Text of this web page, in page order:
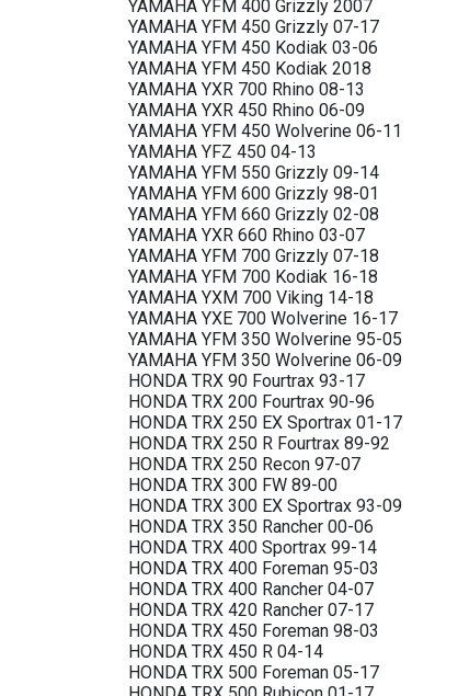
YAMAHA YFM 400 Grizzly 2007
YAMAHA YFM 450 Grizzly 07-17
YAMAHA YFM 450 Kodiak 03-06
YAMAHA YFM 450 Kodiak 2018
YAMAHA YXR 700 Rhino 08-13
YAMAHA YXR 450 Rhino 06-09
YAMAHA YFM 450 Wolverine 06-11
YAMAHA YFZ 450 04-13
YAMAHA YFM 550 Grizzly 09-14
YAMAHA YFM 600 Grizzly 98-01
YAMAHA YFM 660 Grizzly 02-08
YAMAHA YXR 660 Rhino 03-07
YAMAHA YFM 700 Grizzly 07-18
YAMAHA YFM 700 Kodiak 16-18
YAMAHA YXM 700 Viking 14-18
YAMAHA YXE 700 Wolverine 16-17
YAMAHA YFM 350 Wolverine 95-05
YAMAHA YFM 350 Wolverine 06-09
HONDA TRX 90 Fourtrax 93-17
HONDA TRX 200 Fourtrax 90-96
HONDA TRX 250 EX Sportrax 01-17
HONDA TRX 250 R Fourtrax 89-92
HONDA TRX 250 Recon 97-07
HONDA TRX 300 FW 89-00
HONDA TRX 300 EX Sportrax 93-09
HONDA TRX 350 Rancher 00-06
HONDA TRX 400 Sportrax 99-14
HONDA TRX 400 Foreman 95-03
HONDA TRX 400 Rancher 04-07
HONDA TRX 420 Rancher 07-17
HONDA TRX 450 Foreman 98-03
HONDA TRX 450 R 04-14
HONDA TRX 500 Foreman 05-17